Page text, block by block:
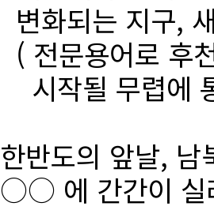
변화되는 지구,
( 전문용어로 후
시작될 무렵에
한반도의 앞날,
○○ 에 간간이 실